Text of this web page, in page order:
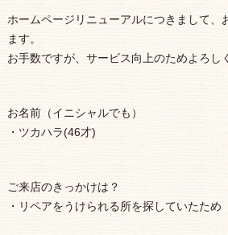
ホームページリニューアルにつきまして、
ます。
お手数ですが、サービス向上のためよろし
お名前（イニシャルでも）
・ツカハラ(46才)
ご来店のきっかけは？
・リペアをうけられる所を探していたため